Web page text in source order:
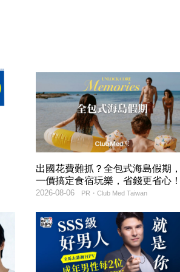
出國花費難抓？全包式海島假期，
一價搞定食宿玩樂，省錢更省心！
PR・Club Med Taiwan
2026-08-06